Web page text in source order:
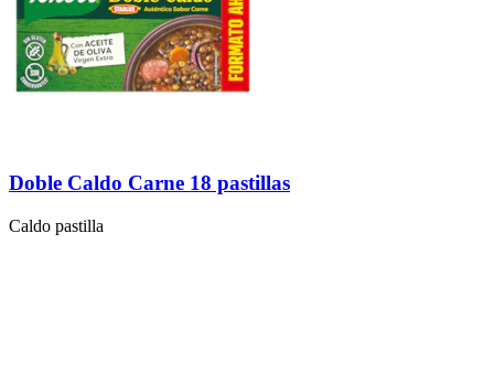
Doble Caldo Carne 18 pastillas
Caldo pastilla